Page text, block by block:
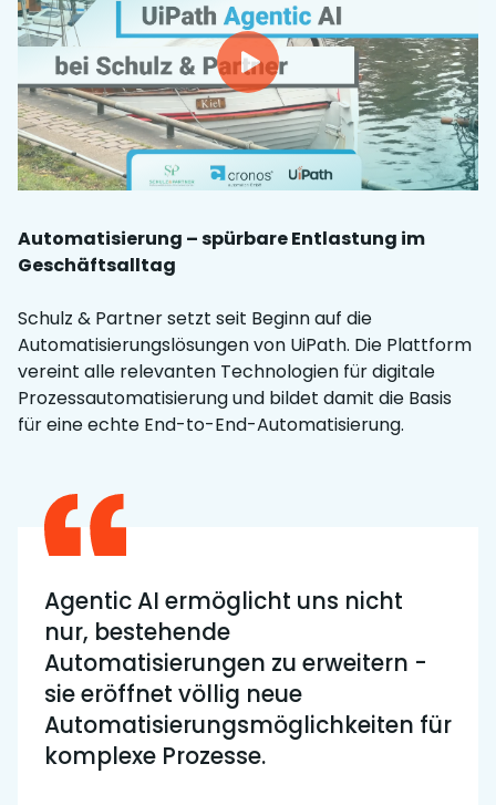
Automatisierung – spürbare Entlastung im
Geschäftsalltag
Schulz & Partner setzt seit Beginn auf die
Automatisierungslösungen von UiPath. Die Plattform
vereint alle relevanten Technologien für digitale
Prozessautomatisierung und bildet damit die Basis
für eine echte End-to-End-Automatisierung.
Agentic AI ermöglicht uns nicht
nur, bestehende
Automatisierungen zu erweitern -
sie eröffnet völlig neue
Automatisierungsmöglichkeiten für
komplexe Prozesse.